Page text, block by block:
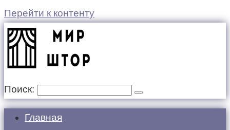
Перейти к контенту
Поиск:
Главная